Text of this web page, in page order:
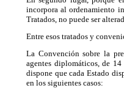
incorpora al ordenamiento
Tratados, no puede ser
Entre esos tratados y
La Convención sobre la
agentes diplomáticos, de
dispone que cada Estado
en los siguientes casos: